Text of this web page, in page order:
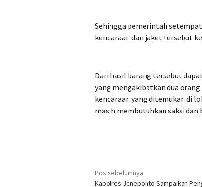
Sehingga pemerintah
kendaraan dan jaket tersebut
Dari hasil barang tersebut
yang mengakibatkan dua
kendaraan yang ditemukan di
masih membutuhkan saksi
Navigasi
Pos sebelumnya
Kapolres Jeneponto Sampaikan